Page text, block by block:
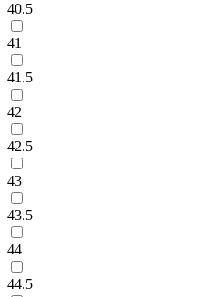
40.5
41
41.5
42
42.5
43
43.5
44
44.5